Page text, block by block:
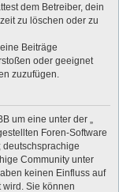
dem Betreiber, dein
zu löschen oder zu
Beiträge
oder geeignet
zuzufügen.
um eine unter der „
Foren-Software
deutschsprachige
Community unter
keinen Einfluss auf
wird. Sie können